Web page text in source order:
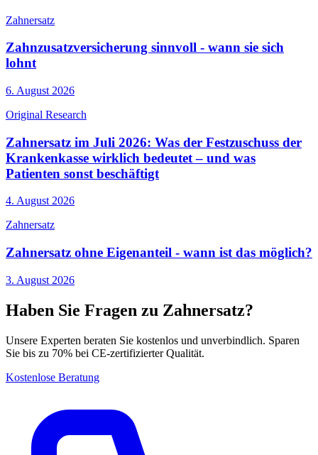
Zahnersatz
Zahnzusatzversicherung sinnvoll - wann sie sich
lohnt
6. August 2026
Original Research
Zahnersatz im Juli 2026: Was der Festzuschuss der
Krankenkasse wirklich bedeutet – und was
Patienten sonst beschäftigt
4. August 2026
Zahnersatz
Zahnersatz ohne Eigenanteil - wann ist das möglich?
3. August 2026
Haben Sie Fragen zu Zahnersatz?
Unsere Experten beraten Sie kostenlos und unverbindlich. Sparen
Sie bis zu 70% bei CE-zertifizierter Qualität.
Kostenlose Beratung